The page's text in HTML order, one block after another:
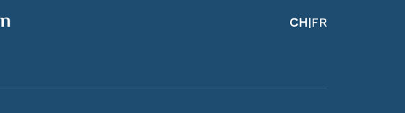
CH|FR